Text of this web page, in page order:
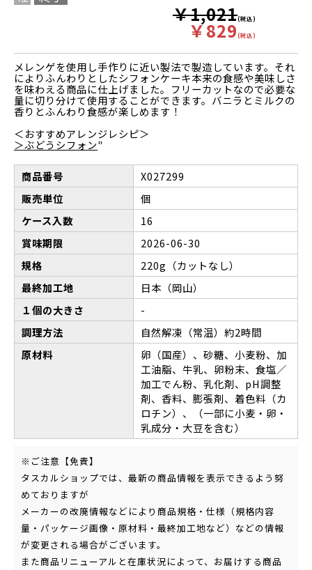
￥1,021(税込)
￥829(税込)
メレンゲを使用し手作りに近い製法で製造しています。それ
によりふんわりとしたシフォンケーキ本来の食感や美味しさ
を味わえる商品に仕上げました。フリーカットなので必要な
量に切り分けて使用することができます。バニラとミルクの
香りとふんわり食感が楽しめます！
＜おすすめアレンジレシピ＞
＞ぶどうシフォン"
商品番号
X027299
販売単位
個
ケース入数
16
賞味期限
2026-06-30
規格
220g（カットなし）
最終加工地
日本（岡山）
１個の大きさ
-
調理方法
自然解凍（常温）約2時間
原材料
卵（国産）、砂糖、小麦粉、加
工油脂、牛乳、卵粉末、食塩／
加工でん粉、乳化剤、pH調整
剤、香料、膨張剤、着色料（カ
ロチン）、（一部に小麦・卵・
乳成分・大豆を含む）
※ご注意【免責】
タスカルショップでは、最新の商品情報を表示できるよう努
めておりますが
メーカーの改廃情報などにより商品規格・仕様（規格内容
量・パッケージ画像・原材料・最終加工地など）などの情報
が変更される場合がございます。
また商品リニューアルと在庫状況によって、お届けする商品